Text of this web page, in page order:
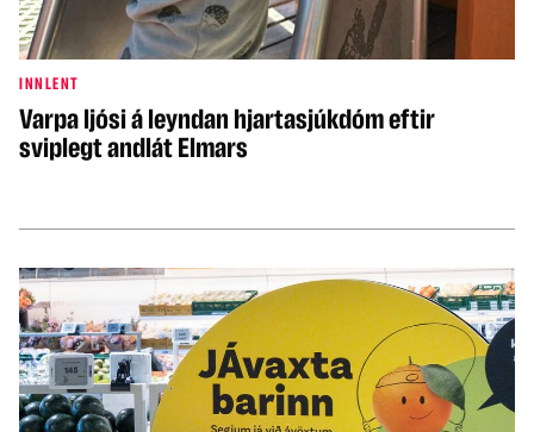
INNLENT
Varpa ljósi á leyndan hjartasjúkdóm eftir
sviplegt andlát Elmars